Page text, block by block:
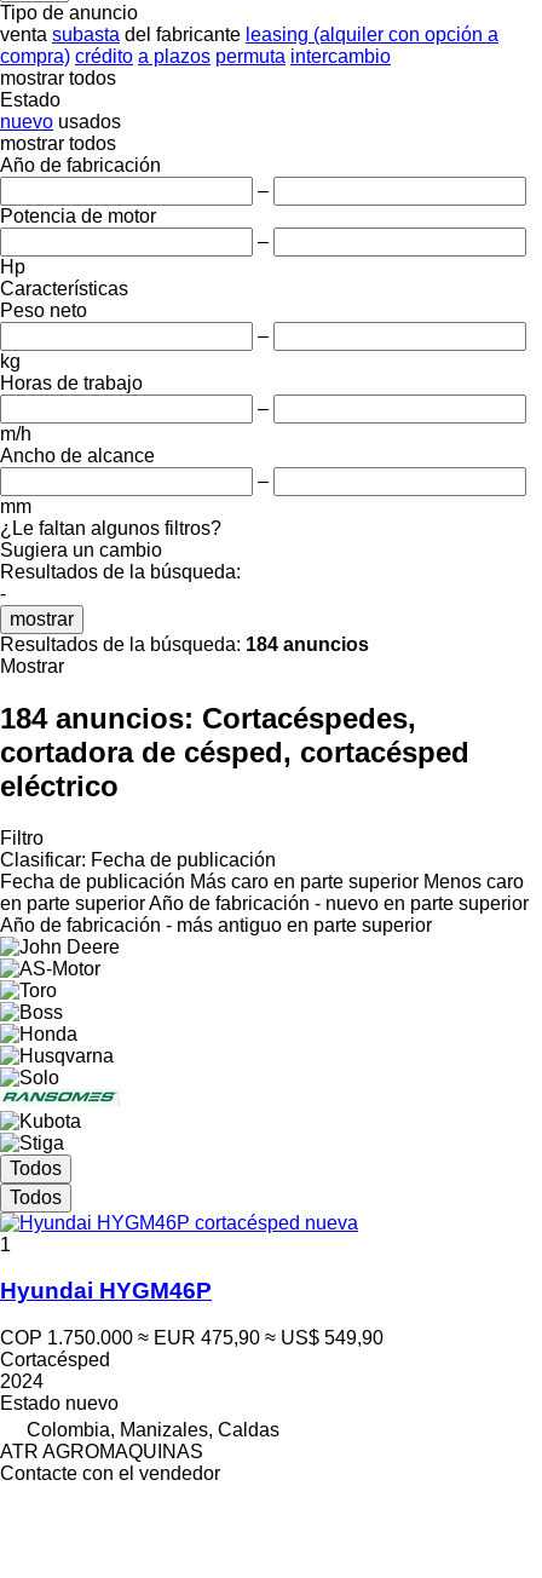
Tipo de anuncio
venta subasta del fabricante leasing (alquiler con opción a
compra) crédito a plazos permuta intercambio
mostrar todos
Estado
nuevo usados
mostrar todos
Año de fabricación
–
Potencia de motor
–
Hp
Características
Peso neto
–
kg
Horas de trabajo
–
m/h
Ancho de alcance
–
mm
¿Le faltan algunos filtros?
Sugiera un cambio
Resultados de la búsqueda:
-
mostrar
Resultados de la búsqueda: 184 anuncios
Mostrar
184 anuncios: Cortacéspedes,
cortadora de césped, cortacésped
eléctrico
Filtro
Clasificar: Fecha de publicación
Fecha de publicación Más caro en parte superior Menos caro
en parte superiorAño de fabricación - nuevo en parte superior
Año de fabricación - más antiguo en parte superior
Todos
Todos
1
Hyundai HYGM46P
COP 1.750.000 ≈ EUR 475,90 ≈ US$ 549,90
Cortacésped
2024
Estado nuevo
Colombia, Manizales, Caldas
ATR AGROMAQUINAS
Contacte con el vendedor